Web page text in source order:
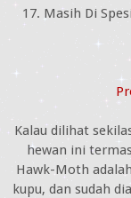
17. Masih Di
Kalau dilihat
hewan ini
Hawk-Moth
kupu, dan sudah